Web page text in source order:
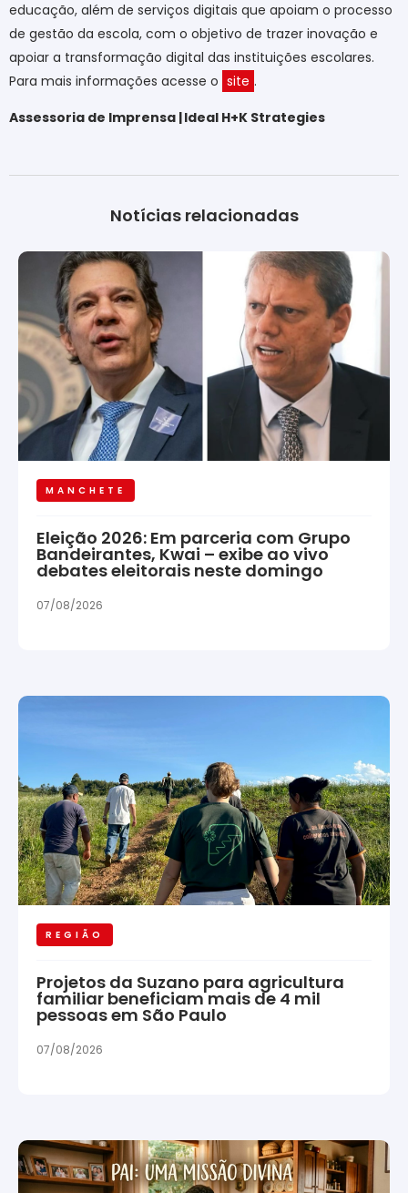
educação, além de serviços digitais que apoiam o processo
de gestão da escola, com o objetivo de trazer inovação e
apoiar a transformação digital das instituições escolares.
Para mais informações acesse o site .
Assessoria de Imprensa | Ideal H+K Strategies
Notícias relacionadas
MANCHETE
Eleição 2026: Em parceria com Grupo
Bandeirantes, Kwai – exibe ao vivo
debates eleitorais neste domingo
07/08/2026
REGIÃO
Projetos da Suzano para agricultura
familiar beneficiam mais de 4 mil
pessoas em São Paulo
07/08/2026